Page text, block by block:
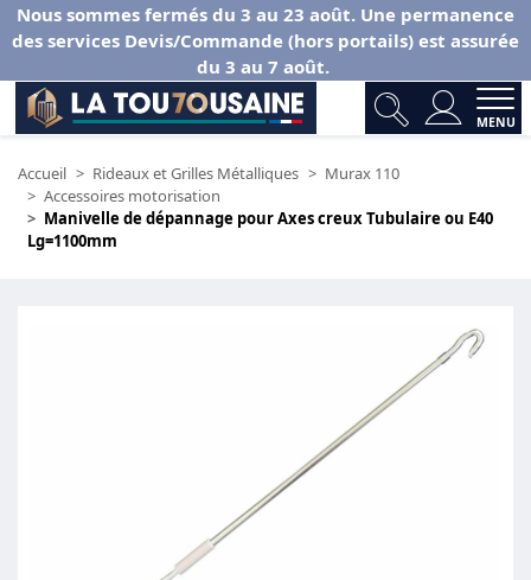
Nous sommes fermés du 3 au 23 août. Une permanence
des services Devis/Commande (hors portails) est assurée
du 3 au 7 août.
MENU
Accueil Rideaux et Grilles Métalliques
Murax 110
Accessoires motorisation
Manivelle de dépannage pour Axes creux Tubulaire ou E40
Lg=1100mm